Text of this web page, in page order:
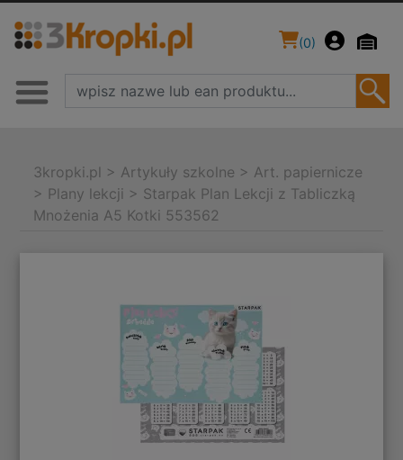
(0)
3kropki.pl > Artykuły szkolne > Art. papiernicze
> Plany lekcji > Starpak Plan Lekcji z Tabliczką
Mnożenia A5 Kotki 553562